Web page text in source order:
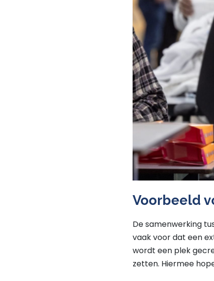
Voorbeeld
De samenwerking
vaak voor dat een
wordt een plek
zetten. Hiermee